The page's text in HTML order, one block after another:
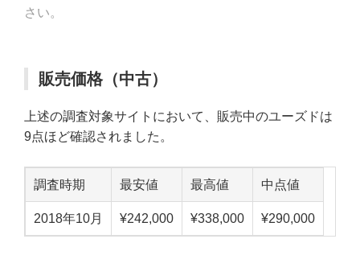
さい。
販売価格（中古）
上述の調査対象サイトにおいて、販売中のユーズドは
9点ほど確認されました。
調査時期 最安値 最高値 中点値
2018年10月 ¥242,000 ¥338,000 ¥290,000